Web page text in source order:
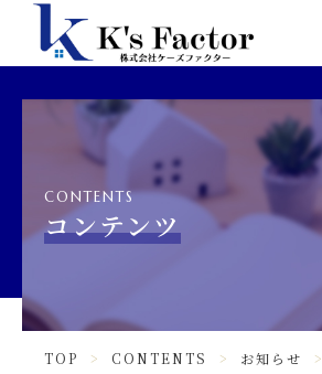
TOP
PICK UP
ABOUT
SERVICE
CONTENTS
INFORMATION
CONTENTS
コンテンツ
TOP CONTENTS お知らせ